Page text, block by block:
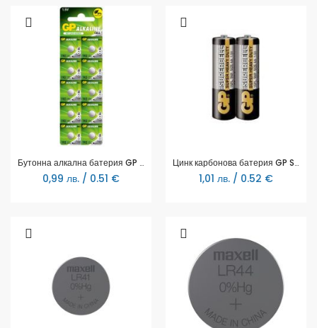
Бутонна алкална батерия GP BATTERIES GP192, LR-41, 1.55V, AG3
0,99 лв. / 0.51 €
Цинк карбонова батерия GP SUPERCELL, 15PL-S2, R6, 2 бр. в опаковка / shrink, 1.5V
1,01 лв. / 0.52 €